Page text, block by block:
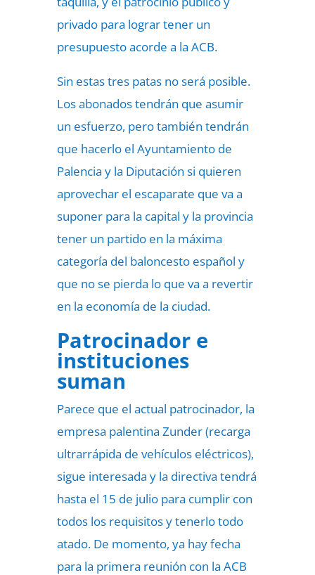
privado para lograr tener un
presupuesto acorde a la ACB.
Sin estas tres patas no será posible.
Los abonados tendrán que asumir
un esfuerzo, pero también tendrán
que hacerlo el Ayuntamiento de
Palencia y la Diputación si quieren
aprovechar el escaparate que va a
suponer para la capital y la provincia
tener un partido en la máxima
categoría del baloncesto español y
que no se pierda lo que va a revertir
en la economía de la ciudad.
Patrocinador e
instituciones
suman
Parece que el actual patrocinador, la
empresa palentina Zunder (recarga
ultrarrápida de vehículos eléctricos),
sigue interesada y la directiva tendrá
hasta el 15 de julio para cumplir con
todos los requisitos y tenerlo todo
atado. De momento, ya hay fecha
para la primera reunión con la ACB